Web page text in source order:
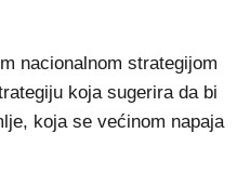
nacionalnom strategijom
koja sugerira da bi
koja se većinom napaja